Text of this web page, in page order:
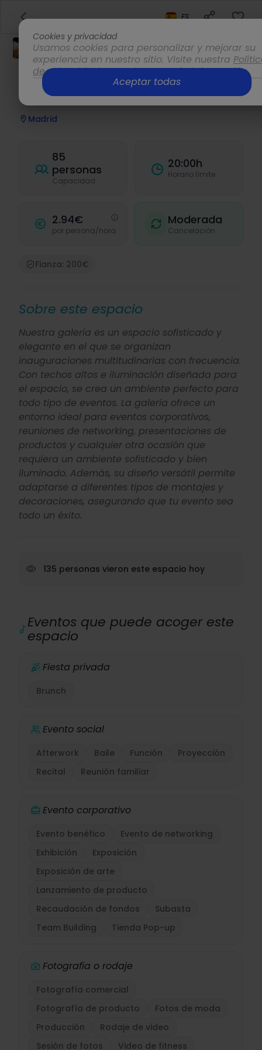
ES
Galería de arte
Madrid
85
personas
Capacidad
20:00h
Horario límite
2.94€
por persona/hora
Moderada
Cancelación
Fianza: 200€
Sobre este espacio
Nuestra galería es un espacio sofisticado y
elegante en el que se organizan
inauguraciones multitudinarias con frecuencia.
Con techos altos e iluminación diseñada para
el espacio, se crea un ambiente perfecto para
todo tipo de eventos. La galería ofrece un
entorno ideal para eventos corporativos,
reuniones de networking, presentaciones de
productos y cualquier otra ocasión que
requiera un ambiente sofisticado y bien
iluminado. Además, su diseño versátil permite
adaptarse a diferentes tipos de montajes y
decoraciones, asegurando que tu evento sea
todo un éxito.
135 personas vieron este espacio hoy
Eventos que puede acoger este
espacio
Fiesta privada
Brunch
Evento social
Afterwork Baile Función
Proyección
Recital
Reunión familiar
Evento corporativo
Evento benéfico
Evento de networking
Exhibición
Exposición
Exposición de arte
Lanzamiento de producto
Recaudación de fondos
Subasta
Team Building
Tienda Pop-up
Fotografía o rodaje
Fotografía comercial
Fotografía de producto
Fotos de moda
Producción
Rodaje de video
Sesión de fotos
Video de fitness
Cookies y privacidad
Usamos cookies para personalizar y mejorar su
experiencia en nuestro sitio. Visite nuestra
de privacidadpara obtener más información.
Opciones
Aceptar todas